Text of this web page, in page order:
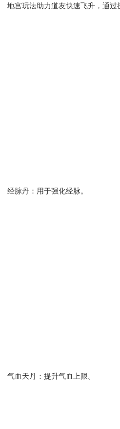
地宫玩法助力道友快速飞升，通过
经脉丹：用于强化经脉。
气血天丹：提升气血上限。